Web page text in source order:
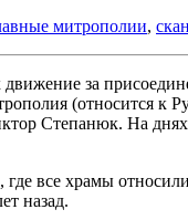
митрополии,
за
(относится к
Степанюк. На
все храмы
назад.